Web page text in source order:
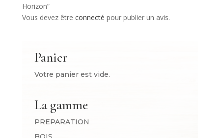
Horizon”
Vous devez être connecté pour publier un avis.
Panier
Votre panier est vide.
La gamme
PREPARATION